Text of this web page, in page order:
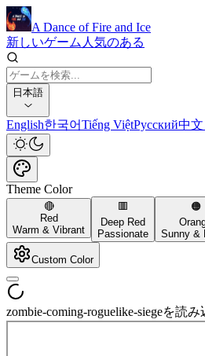
A Dance of Fire and Ice
新しいゲーム 人気のある
日本語
English한국어Tiếng ViệtРусский中
Theme Color
🔴
Red
Warm & Vibrant
🟥
Deep Red
Passionate
🟠
Sunny &
Custom Color
zombie-coming-roguelike-siegeを読